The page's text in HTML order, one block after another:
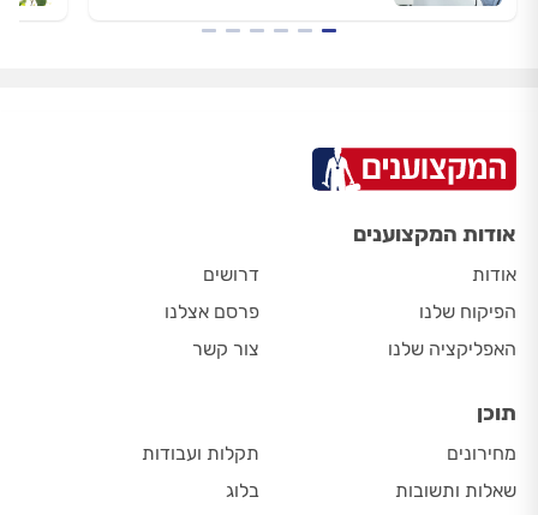
אודות המקצוענים
אודות
הפיקוח שלנו
האפליקציה שלנו
דרושים
פרסם אצלנו
צור קשר
תוכן
מחירונים
שאלות ותשובות
תקלות ועבודות
בלוג